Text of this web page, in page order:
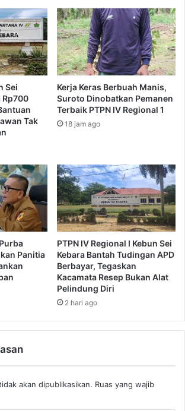
Sei
Rp700
Tak
Kerja Keras Berbuah Manis,
Suroto Dinobatkan Pemanen
Terbaik PTPN IV Regional 1
18 jam ago
Panitia
PTPN IV Regional I Kebun Sei
Kebara Bantah Tudingan APD
Berbayar, Tegaskan
Kacamata Resep Bukan Alat
Pelindung Diri
2 hari ago
akan dipublikasikan. Ruas yang wajib